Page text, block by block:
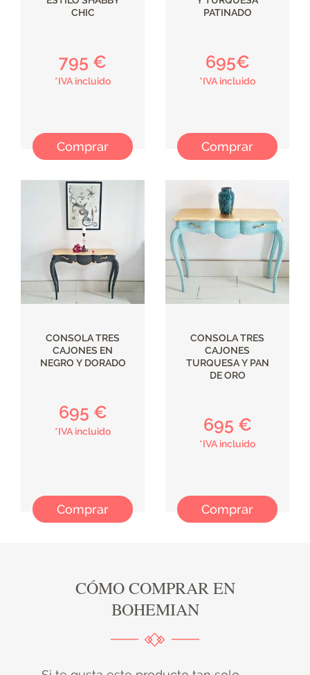
CHIC
795 €
*IVA incluido
Comprar
PATINADO
695€
*IVA incluido
Comprar
CONSOLA TRES
CAJONES EN
NEGRO Y DORADO
695 €
*IVA incluido
Comprar
CONSOLA TRES
CAJONES
TURQUESA Y PAN
DE ORO
695 €
*IVA incluido
Comprar
CÓMO COMPRAR EN
BOHEMIAN